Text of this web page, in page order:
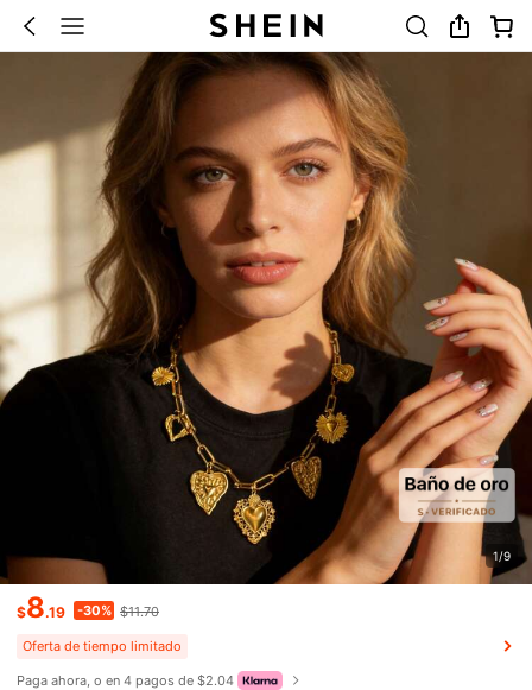
1/9
$8.19 -30% $11.70
Oferta de tiempo limitado
Paga ahora, o en 4 pagos de $2.04